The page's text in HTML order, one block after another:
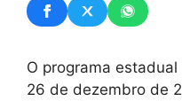
O programa
26 de dezembro de